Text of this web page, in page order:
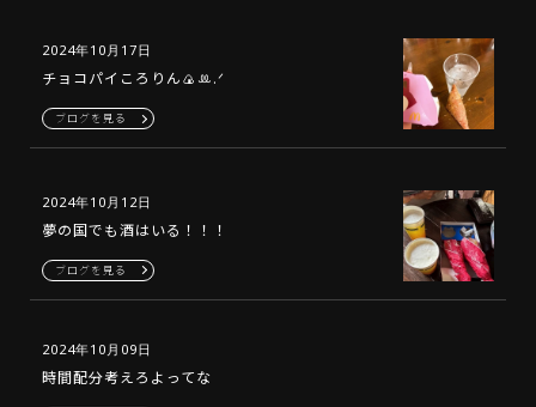
2024年10月17日
チョコパイころりん🍙‪ꔛ‬‪.ᐟ
ブログを見る
2024年10月12日
夢の国でも酒はいる！！！
ブログを見る
2024年10月09日
時間配分考えろよってな